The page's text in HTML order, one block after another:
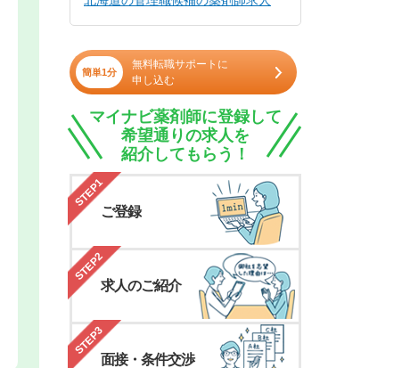
簡単1分
無料転職サポートに
申し込む
マイナビ薬剤師に登録して
希望通りの求人を
紹介してもらう！
STEP1
ご登録
STEP2
求人のご紹介
STEP3
面接・条件交渉